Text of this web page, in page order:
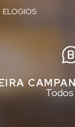
ELOGIOS